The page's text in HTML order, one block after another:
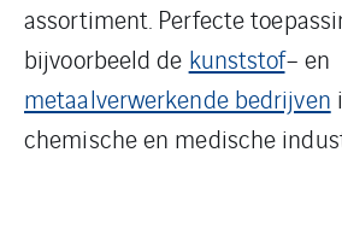
assortiment. Perfecte
bijvoorbeeld de kunststof– en
metaalverwerkende bedrijven
chemische en medische